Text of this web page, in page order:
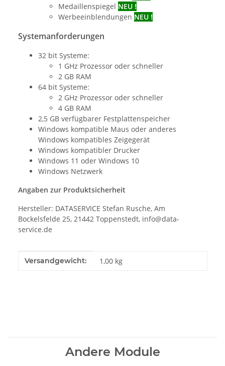
Medaillenspiegel NEU !
Werbeeinblendungen NEU !
Systemanforderungen
32 bit Systeme:
1 GHz Prozessor oder schneller
2 GB RAM
64 bit Systeme:
2 GHz Prozessor oder schneller
4 GB RAM
2,5 GB verfügbarer Festplattenspeicher
Windows kompatible Maus oder anderes
Windows kompatibles Zeigegerät
Windows kompatibler Drucker
Windows 11 oder Windows 10
Windows Netzwerk
Angaben zur Produktsicherheit
Hersteller: DATASERVICE Stefan Rusche, Am
Bockelsfelde 25, 21442 Toppenstedt, info@data-
service.de
Produkteigenschaft
Wert
Versandgewicht: 1,00 kg
Andere Module